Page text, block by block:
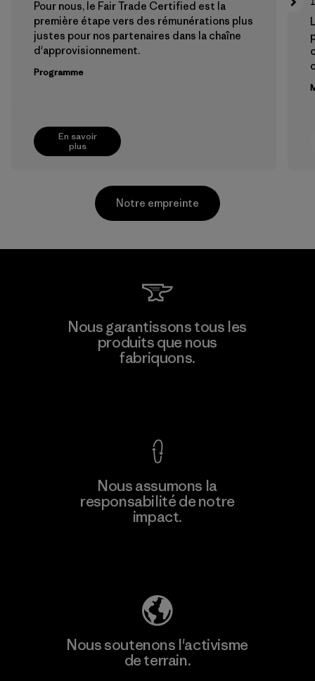
En savoir
plus
Pour nous, le Fair Trade Certified est la
première étape vers des rémunérations plus
justes pour nos partenaires dans la chaîne
d'approvisionnement.
Programme
Supertex El Salvador
Notre empreinte
Nous garantissons tous les
produits que nous
fabriquons.
Nous assumons la
responsabilité de notre
impact.
Nous soutenons l'activisme
de terrain.